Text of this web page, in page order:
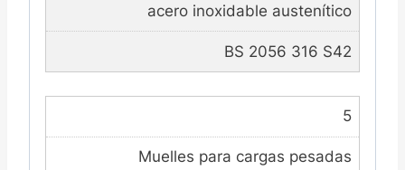
acero inoxidable austenítico
BS 2056 316 S42
5
Muelles para cargas pesadas